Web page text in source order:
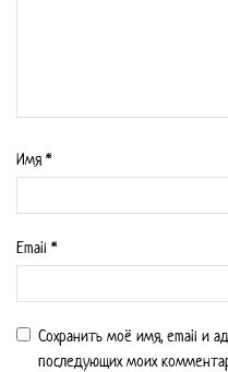
Имя *
Email *
Сохранить моё имя, email и
последующих моих